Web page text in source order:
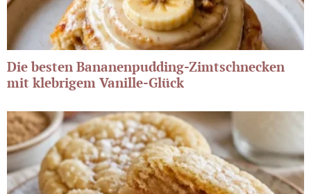
Die besten Bananenpudding-Zimtschnecken
mit klebrigem Vanille-Glück